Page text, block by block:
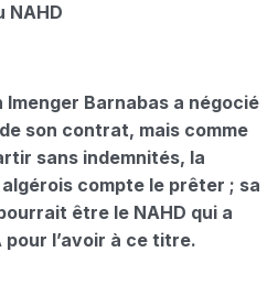
NAHD
Imenger Barnabas a négocié
son contrat, mais comme
sans indemnités, la
compte le prêter ; sa
être le NAHD qui a
pour l’avoir à ce titre.